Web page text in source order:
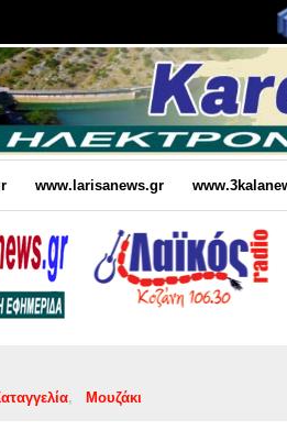
www.larisanews.gr
Μουζάκι